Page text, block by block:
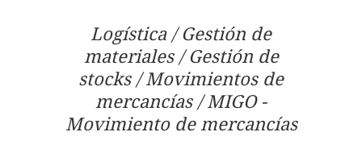
Logística / Gestión de
materiales / Gestión de
stocks / Movimientos de
mercancías / MIGO -
Movimiento de mercancías